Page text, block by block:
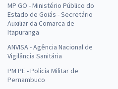
MP GO - Ministério Público do
Estado de Goiás - Secretário
Auxiliar da Comarca de
Itapuranga
ANVISA - Agência Nacional de
Vigilância Sanitária
PM PE - Polícia Militar de
Pernambuco